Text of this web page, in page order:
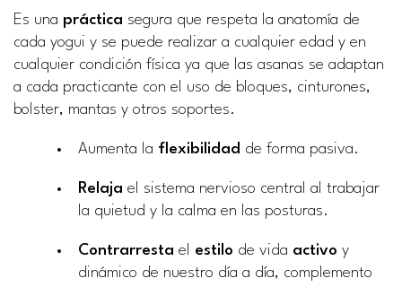
Es una práctica segura que respeta la anatomía de
cada yogui y se puede realizar a cualquier edad y en
cualquier condición física ya que las asanas se adaptan
a cada practicante con el uso de bloques, cinturones,
bolster, mantas y otros soportes.
Aumenta la flexibilidad de forma pasiva.
Relaja el sistema nervioso central al trabajar
la quietud y la calma en las posturas.
Contrarresta el estilo de vida activo y
dinámico de nuestro día a día, complemento